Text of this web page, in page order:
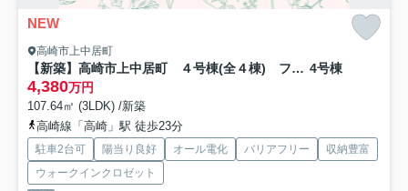
NEW
高崎市上中居町
【新築】高崎市上中居町 ４号棟(全４棟) フェリディアガーデン 新築建売分譲 4号棟
4,380万円
107.64㎡ (3LDK) /新築
高崎線「高崎」駅 徒歩23分
駐車2台可 陽当り良好 オール電化 バリアフリー
収納豊富
ウォークインクロゼット